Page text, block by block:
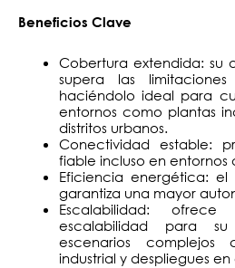
Beneficios Clave
Cobertura extendida: su
supera las
haciéndolo ideal para
entornos como plantas
distritos urbanos.
Conectividad estable:
fiable incluso en entornos
Eficiencia energética:
garantiza una mayor
Escalabilidad:
escalabilidad para
escenarios complejos
industrial y despliegues